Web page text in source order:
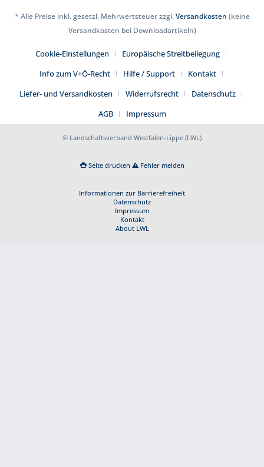
* Alle Preise inkl. gesetzl. Mehrwertsteuer zzgl.Versandkosten (keine
Versandkosten bei Downloadartikeln)
Cookie-Einstellungen
Europäische Streitbeilegung
Info zum V+Ö-Recht
Hilfe / Support
Kontakt
Liefer- und Versandkosten
Widerrufsrecht
Datenschutz
AGB
Impressum
© Landschaftsverband Westfalen-Lippe (LWL)
Seite drucken Fehler melden
Informationen zur Barrierefreiheit
Datenschutz
Impressum
Kontakt
About LWL